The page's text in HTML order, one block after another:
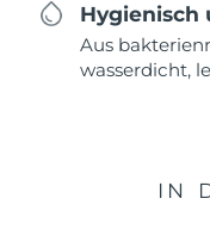
Hygienisch
Aus
wasserdicht,
IN